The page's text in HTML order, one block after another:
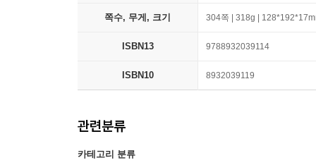
쪽수, 무게, 크기 304쪽 | 318g |
ISBN13 9788932039114
ISBN10 8932039119
관련분류
카테고리 분류